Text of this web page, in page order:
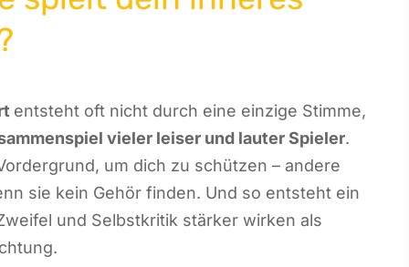
entsteht oft nicht durch eine einzige Stimme,
vieler leiser und lauter Spieler.
um dich zu schützen – andere
sie kein Gehör finden. Und so entsteht ein
und Selbstkritik stärker wirken als